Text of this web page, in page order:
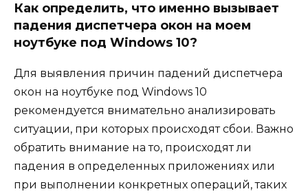
Как определить, что именно вызывает
падения диспетчера окон на моем
ноутбуке под Windows 10?
Для выявления причин падений диспетчера
окон на ноутбуке под Windows 10
рекомендуется внимательно анализировать
ситуации, при которых происходят сбои. Важно
обратить внимание на то, происходят ли
падения в определенных приложениях или
при выполнении конкретных операций, таких